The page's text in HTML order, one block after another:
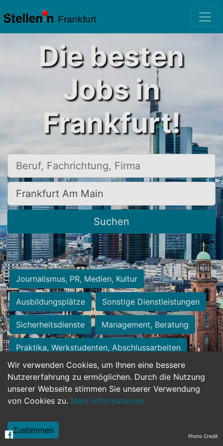
Frankfurt
Wir verwenden Cookies, um Ihnen eine bessere
Nutzererfahrung zu ermöglichen. Durch die Nutzung
unserer Webseite stimmen Sie unserer Verwendung
von Cookies zu. Mehr Informationen
Zustimmen
Die besten
Jobs in
Frankfurt!
Beruf, Fachrichtung, Firma
Ort, Stadt
Suchen
Journalismus, PR, Medien, Kultur
Ausbildungsplätze Sonstige Dienstleistungen
Sicherheitsdienste Management, Beratung
Praktika, Werkstudenten, Abschlussarbeiten
Personalwesen Assistenz, Sekretariat
Hilfskräfte, Aushilfs- und Nebenjobs
Weiterbildung, Studium, duale Ausbildung Photo Credit